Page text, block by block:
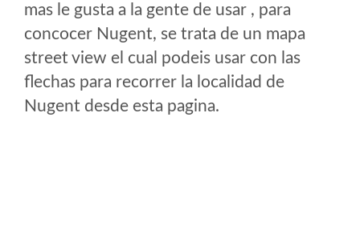
mas le gusta a la gente de usar , para
concocer Nugent, se trata de un mapa
street view el cual podeis usar con las
flechas para recorrer la localidad de
Nugent desde esta pagina.